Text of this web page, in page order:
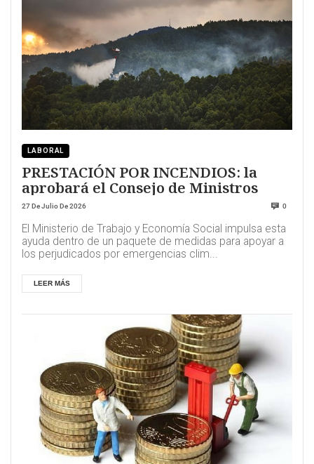
LABORAL
PRESTACIÓN POR INCENDIOS: la
aprobará el Consejo de Ministros
27 De Julio De 2026 0
El Ministerio de Trabajo y Economía Social impulsa esta
ayuda dentro de un paquete de medidas para apoyar a
los perjudicados por emergencias clim...
LEER MÁS